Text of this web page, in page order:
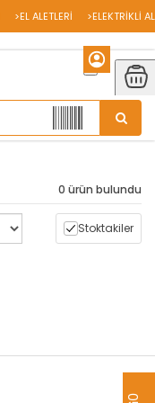
>EL ALETLERİ >ELEKTRİKLİ
0 ürün bulundu
Stoktakiler